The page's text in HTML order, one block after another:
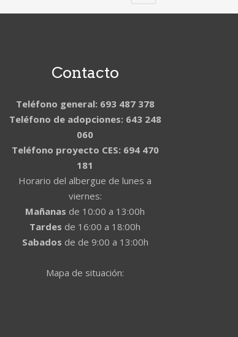
Contacto
Teléfono general: 693 487 378
Teléfono de adopciones: 643 248
060
Teléfono proyecto CES: 694 470
181
Horario del albergue de lunes a
viernes:
Mañanas de 10:00 a 13:00h
Tardes de 16:00 a 18:00h
Sabados de de 9:00 a 13:00h
Mapa de situación: